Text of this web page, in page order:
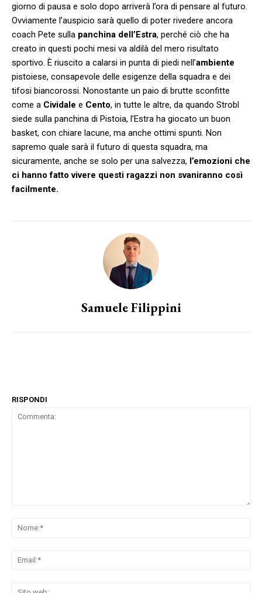
giorno di pausa e solo dopo arriverà l’ora di pensare al futuro.
Ovviamente l’auspicio sarà quello di poter rivedere ancora
coach Pete sulla panchina dell’Estra, perché ciò che ha
creato in questi pochi mesi va aldilà del mero risultato
sportivo. È riuscito a calarsi in punta di piedi nell’ambiente
pistoiese, consapevole delle esigenze della squadra e dei
tifosi biancorossi. Nonostante un paio di brutte sconfitte
come a Cividale e Cento, in tutte le altre, da quando Strobl
siede sulla panchina di Pistoia, l’Estra ha giocato un buon
basket, con chiare lacune, ma anche ottimi spunti. Non
sapremo quale sarà il futuro di questa squadra, ma
sicuramente, anche se solo per una salvezza, l’emozioni che
ci hanno fatto vivere questi ragazzi non svaniranno così
facilmente.
Samuele Filippini
RISPONDI